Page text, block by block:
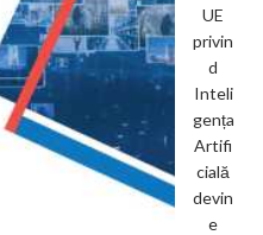
UE
privin
d
Inteli
gența
Artifi
cială
devin
e